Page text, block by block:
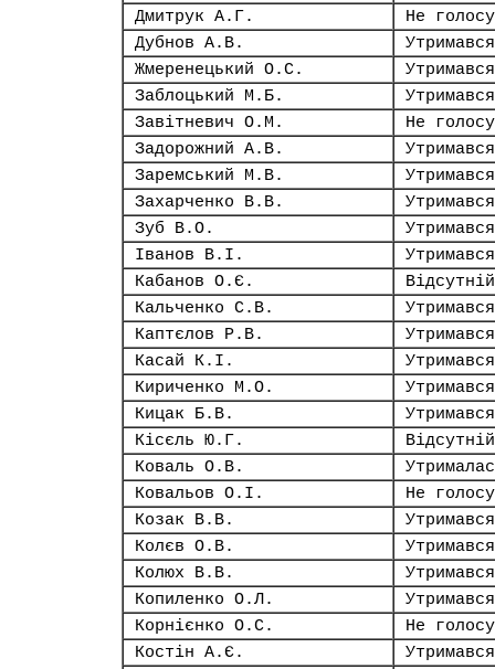
Дмитрук А.Г.
Не
Дубнов А.В.
Утримався
Жмеренецький О.С.
Утримався
Заблоцький М.Б.
Утримався
Завітневич О.М.
Не
Задорожний А.В.
Утримався
Заремський М.В.
Утримався
Захарченко В.В.
Утримався
Зуб В.О.
Утримався
Іванов В.І.
Утримався
Кабанов О.Є.
Відсутній
Кальченко С.В.
Утримався
Каптєлов Р.В.
Утримався
Касай К.І.
Утримався
Кириченко М.О.
Утримався
Кицак Б.В.
Утримався
Кісєль Ю.Г.
Відсутній
Коваль О.В.
Ковальов О.І.
Не
Козак В.В.
Утримався
Колєв О.В.
Утримався
Колюх В.В.
Утримався
Копиленко О.Л.
Утримався
Корнієнко О.С.
Не
Костін А.Є.
Утримався